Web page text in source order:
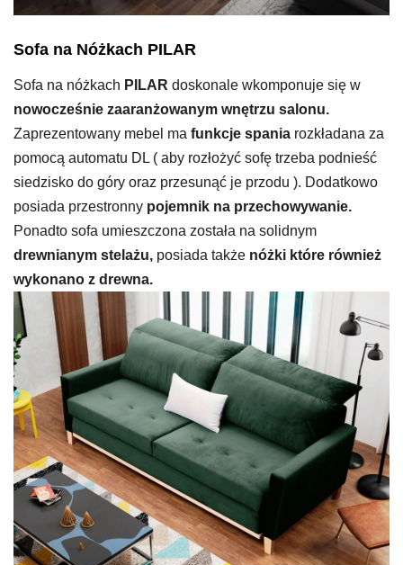
Sofa na Nóżkach PILAR
Sofa na nóżkach PILAR doskonale wkomponuje się w
nowocześnie zaaranżowanym wnętrzu salonu.
Zaprezentowany mebel ma funkcje spania rozkładana za
pomocą automatu DL ( aby rozłożyć sofę trzeba podnieść
siedzisko do góry oraz przesunąć je przodu ). Dodatkowo
posiada przestronny pojemnik na przechowywanie.
Ponadto sofa umieszczona została na solidnym
drewnianym stelażu, posiada także nóżki które również
wykonano z drewna.